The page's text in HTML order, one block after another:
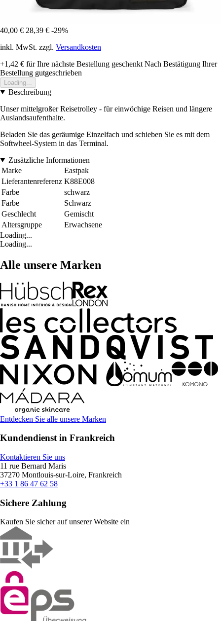
40,00 € 28,39 € -29%
inkl. MwSt. zzgl. Versandkosten
+1,42 € für Ihre nächste Bestellung geschenkt Nach Bestätigung Ihrer
Bestellung gutgeschrieben
Loading...
Beschreibung
Unser mittelgroßer Reisetrolley - für einwöchige Reisen und längere
Auslandsaufenthalte.
Beladen Sie das geräumige Einzelfach und schieben Sie es mit dem
Softwheel-System in das Terminal.
Zusätzliche Informationen
Marke
Eastpak
Lieferantenreferenz K88E008
Farbe
schwarz
Farbe
Schwarz
Geschlecht
Gemischt
Altersgruppe
Erwachsene
Loading...
Loading...
Alle unsere Marken
Entdecken Sie alle unsere Marken
Kundendienst in Frankreich
Kontaktieren Sie uns
11 rue Bernard Maris
37270 Montlouis-sur-Loire, Frankreich
+33 1 86 47 62 58
Sichere Zahlung
Kaufen Sie sicher auf unserer Website ein